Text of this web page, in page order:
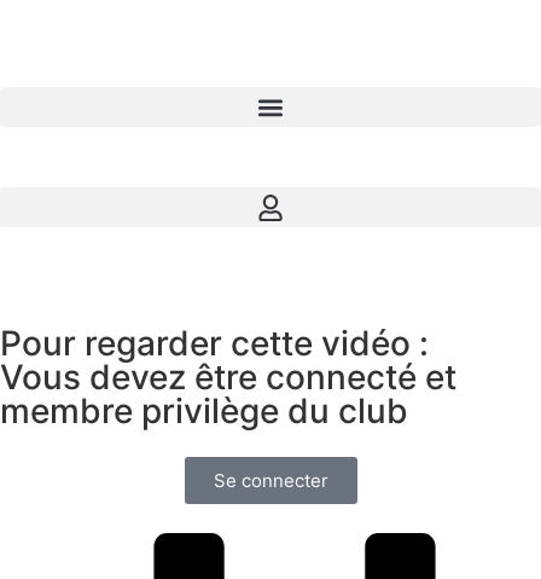
Pour regarder cette vidéo :
Vous devez être connecté et
membre privilège du club
Se connecter